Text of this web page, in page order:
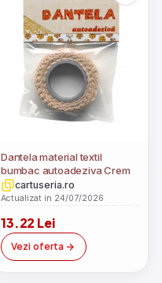
Dantela material textil
bumbac autoadeziva Crem
cartuseria.ro
Actualizat in 24/07/2026
13.22 Lei
Vezi oferta